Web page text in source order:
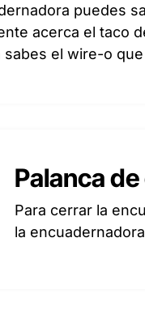
puedes
acerca el taco
sabes el wire-o
Palanca
Para cerrar la
la encuadernadora